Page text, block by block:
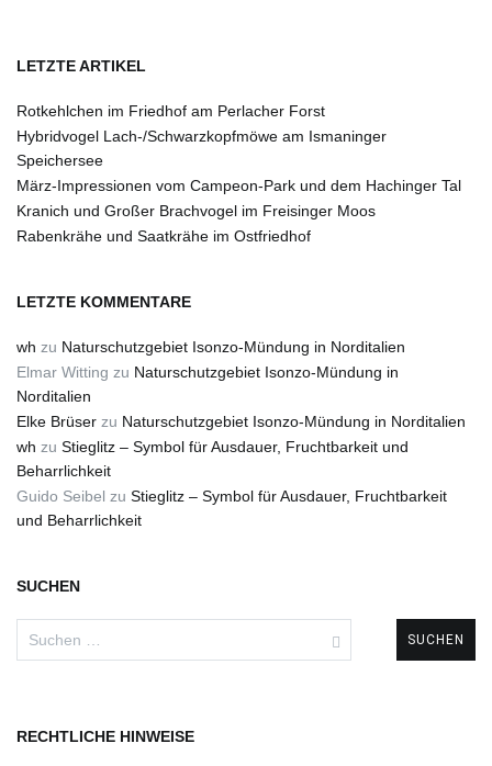
LETZTE ARTIKEL
Rotkehlchen im Friedhof am Perlacher Forst
Hybridvogel Lach-/Schwarzkopfmöwe am Ismaninger
Speichersee
März-Impressionen vom Campeon-Park und dem Hachinger Tal
Kranich und Großer Brachvogel im Freisinger Moos
Rabenkrähe und Saatkrähe im Ostfriedhof
LETZTE KOMMENTARE
wh zu Naturschutzgebiet Isonzo-Mündung in Norditalien
Elmar Witting zu Naturschutzgebiet Isonzo-Mündung in
Norditalien
Elke Brüser zu Naturschutzgebiet Isonzo-Mündung in Norditalien
wh zu Stieglitz – Symbol für Ausdauer, Fruchtbarkeit und
Beharrlichkeit
Guido Seibel zu Stieglitz – Symbol für Ausdauer, Fruchtbarkeit
und Beharrlichkeit
SUCHEN
RECHTLICHE HINWEISE